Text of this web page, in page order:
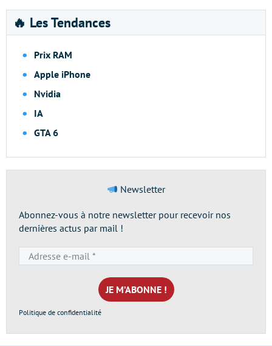
🔥 Les Tendances
Prix RAM
Apple iPhone
Nvidia
IA
GTA 6
Newsletter
Abonnez-vous à notre newsletter pour recevoir nos
dernières actus par mail !
e-
mail
*
Politique de confidentialité